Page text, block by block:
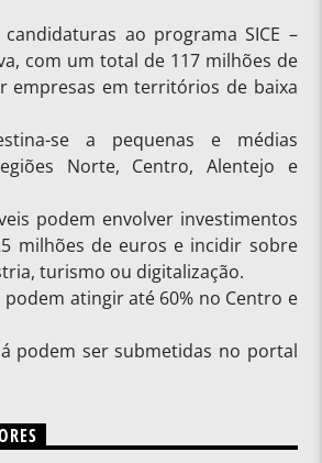
ao programa SICE –
com um total de 117 milhões de
empresas em territórios de baixa
se a pequenas e médias
Norte, Centro, Alentejo e
podem envolver investimentos
milhões de euros e incidir sobre
turismo ou digitalização.
podem atingir até 60% no Centro e
podem ser submetidas no portal